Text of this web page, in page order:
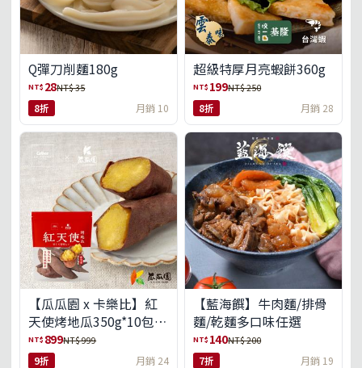
Q彈刀削麵180g
NT$ 28NT$ 35
8折 月銷 10
超級特厚月亮蝦餅360g
NT$ 199NT$ 250
8折 月銷 28
【瓜瓜園 x 卡樂比】紅
天使烤地瓜350g*10包
(免運組)
NT$ 899NT$ 999
9折 月銷 24
【藍海饌】牛肉麵/排骨
麵/乾麵多口味任選
NT$ 140NT$ 200
7折 月銷 19